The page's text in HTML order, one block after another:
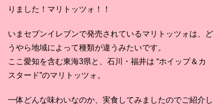
りました！マリトッツォ！！
いまセブンイレブンで発売されているマリトッツォは、ど
うやら地域によって種類が違うみたいです。
ここ愛知を含む東海3県と、石川・福井は “ホイップ＆カ
スタード”のマリトッツォ。
一体どんな味わいなのか、実食してみましたのでご紹介し